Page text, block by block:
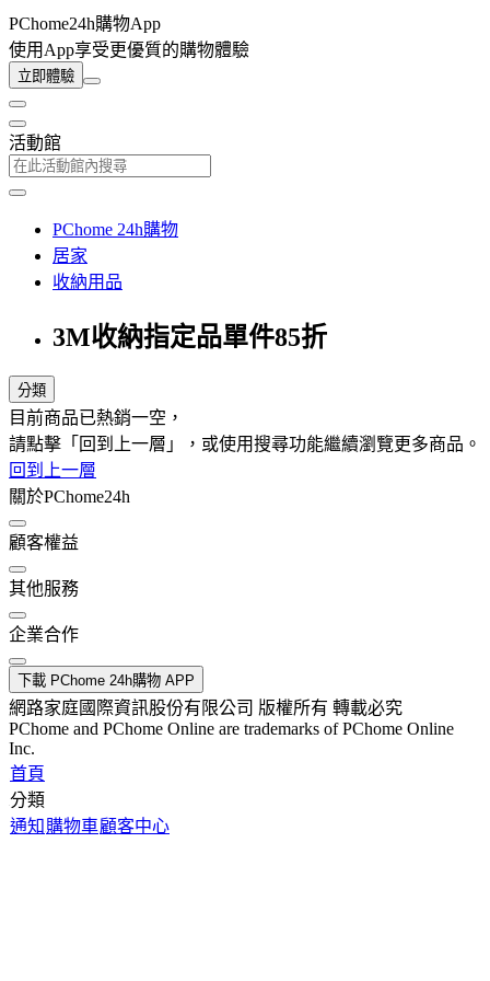
PChome24h購物App
使用App享受更優質的購物體驗
立即體驗
活動館
PChome 24h購物
居家
收納用品
3M收納指定品單件85折
分類
目前商品已熱銷一空，
請點擊「回到上一層」，或使用搜尋功能繼續瀏覽更多商品。
回到上一層
關於PChome24h
顧客權益
其他服務
企業合作
下載 PChome 24h購物 APP
網路家庭國際資訊股份有限公司 版權所有 轉載必究
PChome and PChome Online are trademarks of PChome Online
Inc.
首頁
分類
通知 購物車顧客中心